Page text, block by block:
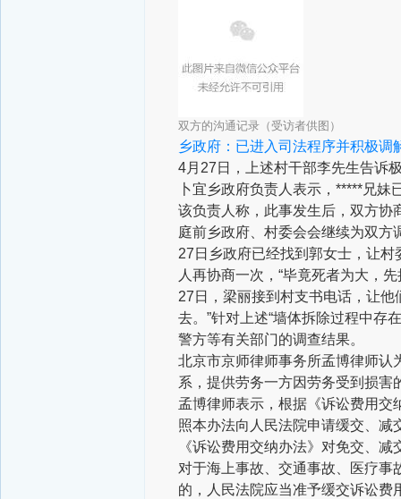
双方的沟通记录（受访者供图）
乡政府：已进入司法程序并积极调
4月27日，上述村干部李先生告诉
卜宜乡政府负责人表示，*****兄
该负责人称，此事发生后，双方协
庭前乡政府、村委会会继续为双方
27日乡政府已经找到郭女士，让
人再协商一次，“毕竟死者为大，
27日，梁丽接到村支书电话，让
去。”针对上述“墙体拆除过程中存
警方等有关部门的调查结果。
北京市京师律师事务所孟博律师认
系，提供劳务一方因劳务受到损害
孟博律师表示，根据《诉讼费用
照本办法向人民法院申请缓交、
《诉讼费用交纳办法》对免交、
对于海上事故、交通事故、医疗
的，人民法院应当准予缓交诉讼费